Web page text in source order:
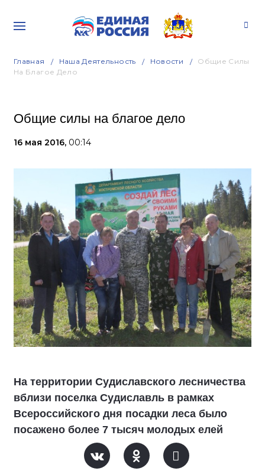
Главная Наша Деятельность Новости
Общие Силы
На Благое Дело
Общие силы на благое дело
16 мая 2016, 00:14
На территории Судиславского лесничества
вблизи поселка Судиславль в рамках
Всероссийского дня посадки леса было
посажено более 7 тысяч молодых елей